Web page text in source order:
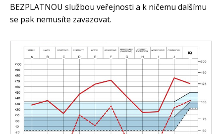
BEZPLATNOU službou veřejnosti a k ničemu dalšímu
se pak nemusíte zavazovat.